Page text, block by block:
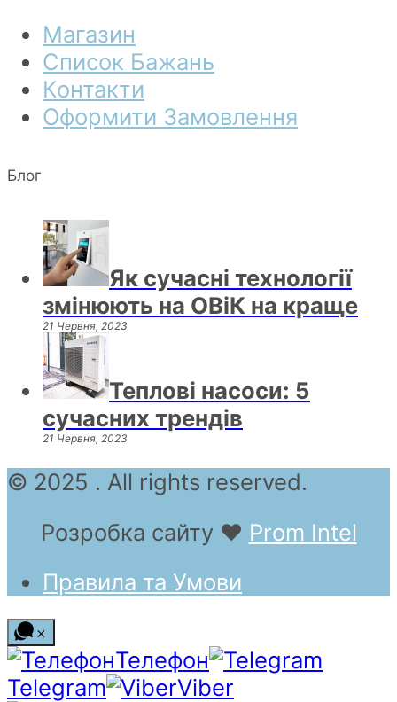
Магазин
Список Бажань
Контакти
Оформити Замовлення
Блог
Як сучасні технології
змінюють на ОВіК на краще
21 Червня, 2023
Теплові насоси: 5
сучасних трендів
21 Червня, 2023
© 2025 . All rights reserved.
Розробка сайту ❤ Prom Intel
Правила та Умови
Телефон
Telegram
Viber